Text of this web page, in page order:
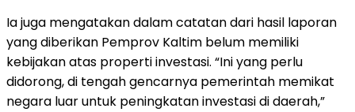
Ia juga mengatakan dalam catatan dari hasil laporan
yang diberikan Pemprov Kaltim belum memiliki
kebijakan atas properti investasi. “Ini yang perlu
didorong, di tengah gencarnya pemerintah memikat
negara luar untuk peningkatan investasi di daerah,”